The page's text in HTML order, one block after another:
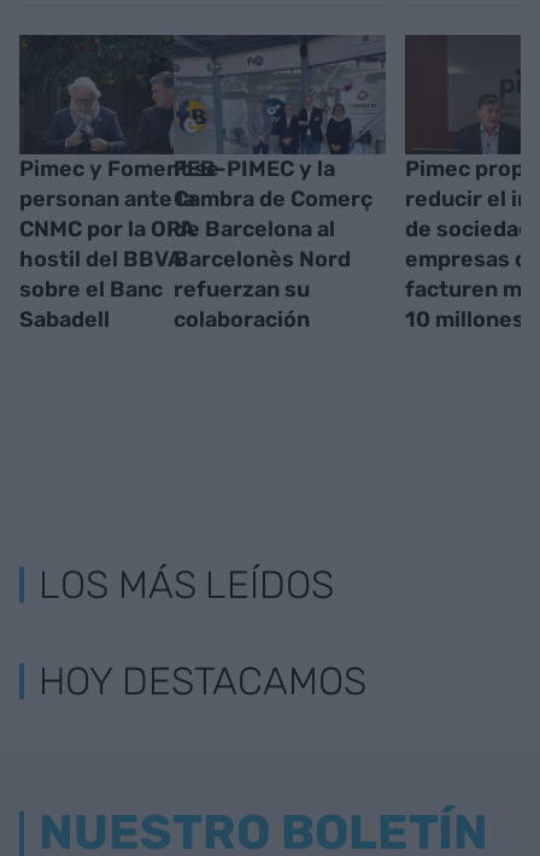
Pimec y Foment se
personan ante la
CNMC por la OPA
hostil del BBVA
sobre el Banc
Sabadell
FEB-PIMEC y la
Cambra de Comerç
de Barcelona al
Barcelonès Nord
refuerzan su
colaboración
Pimec
reducir el
de
empresas
facturen
10 millones
LOS MÁS LEÍDOS
HOY DESTACAMOS
NUESTRO BOLETÍN